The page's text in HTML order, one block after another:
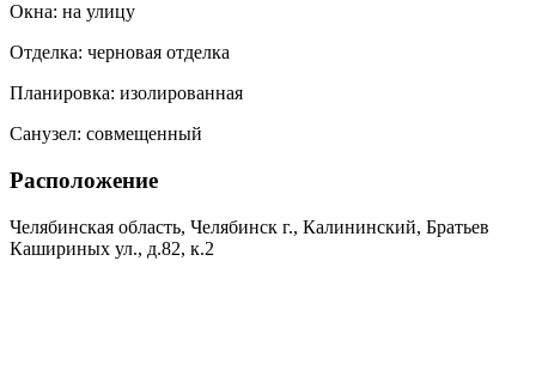
Окна: на улицу
Отделка: черновая отделка
Планировка: изолированная
Санузел: совмещенный
Расположение
Челябинская область, Челябинск г., Калининский, Братьев
Кашириных ул., д.82, к.2